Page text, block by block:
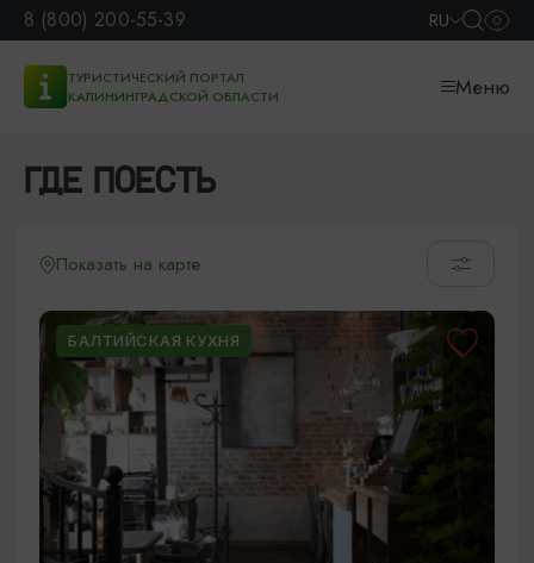
8 (800) 200-55-39 RU
ТУРИСТИЧЕСКИЙ ПОРТАЛ
КАЛИНИНГРАДСКОЙ ОБЛАСТИ
Меню
ГДЕ ПОЕСТЬ
Показать на карте
БАЛТИЙСКАЯ КУХНЯ